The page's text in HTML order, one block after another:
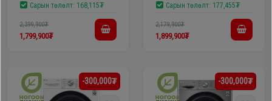
Сарын төлөлт: 168,115₮
2,399,900₮
1,799,900₮
Сарын төлөлт: 177,455₮
2,179,900₮
1,899,900₮
-300,000₮ -300,000₮